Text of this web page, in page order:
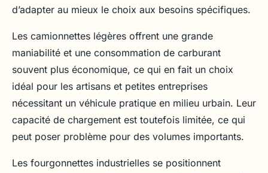
d’adapter au mieux le choix aux besoins spécifiques.
Les camionnettes légères offrent une grande
maniabilité et une consommation de carburant
souvent plus économique, ce qui en fait un choix
idéal pour les artisans et petites entreprises
nécessitant un véhicule pratique en milieu urbain. Leur
capacité de chargement est toutefois limitée, ce qui
peut poser problème pour des volumes importants.
Les fourgonnettes industrielles se positionnent